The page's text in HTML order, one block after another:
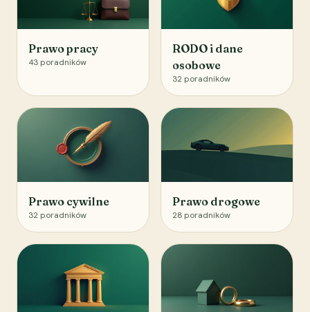
Prawo pracy
43 poradników
RODO i dane
osobowe
32 poradników
Prawo cywilne
32 poradników
Prawo drogowe
28 poradników